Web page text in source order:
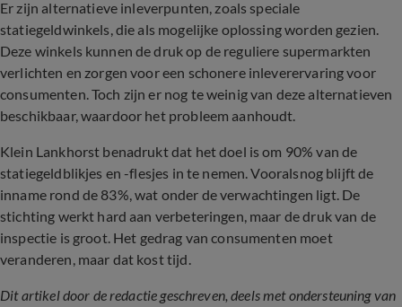
Er zijn alternatieve inleverpunten, zoals speciale
statiegeldwinkels, die als mogelijke oplossing worden gezien.
Deze winkels kunnen de druk op de reguliere supermarkten
verlichten en zorgen voor een schonere inleverervaring voor
consumenten. Toch zijn er nog te weinig van deze alternatieven
beschikbaar, waardoor het probleem aanhoudt.
Klein Lankhorst benadrukt dat het doel is om 90% van de
statiegeldblikjes en -flesjes in te nemen. Vooralsnog blijft de
inname rond de 83%, wat onder de verwachtingen ligt. De
stichting werkt hard aan verbeteringen, maar de druk van de
inspectie is groot. Het gedrag van consumenten moet
veranderen, maar dat kost tijd.
Dit artikel door de redactie geschreven, deels met ondersteuning van